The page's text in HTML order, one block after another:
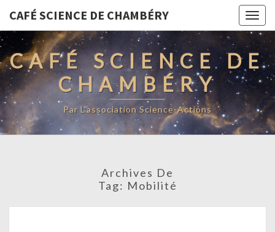
CAFÉ SCIENCE DE CHAMBÉRY
CAFÉ SCIENCE DE
CHAMBÉRY
Par L'association Science-Actions
Archives De
Tag: Mobilité